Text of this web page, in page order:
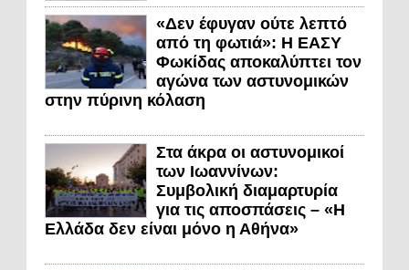
«Δεν έφυγαν ούτε λεπτό
από τη φωτιά»: Η ΕΑΣΥ
Φωκίδας αποκαλύπτει τον
αγώνα των αστυνομικών
στην πύρινη κόλαση
Στα άκρα οι αστυνομικοί
των Ιωαννίνων:
Συμβολική διαμαρτυρία
για τις αποσπάσεις – «Η
Ελλάδα δεν είναι μόνο η Αθήνα»